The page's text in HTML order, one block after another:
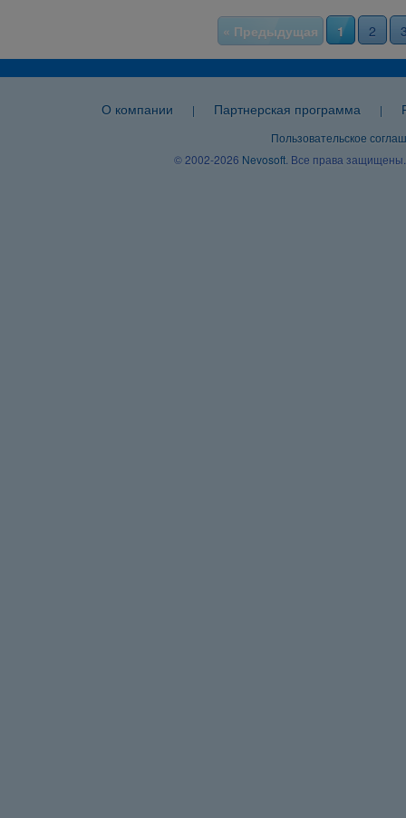
« Предыдущая 1 2
О компании | Партнерская программа |
Пользовательское
© 2002-2026 Nevosoft . Все права защищены